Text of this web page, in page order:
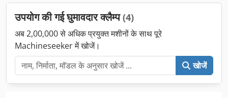
उपयोग की गई घुमावदार क्लैम्प(4)
अब 2,00,000 से अधिक प्रयुक्त मशीनों के साथ पूरे
Machineseeker में खोजें।
खोजें